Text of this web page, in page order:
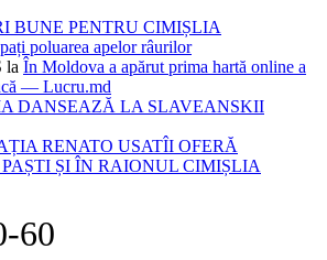
BUNE PENTRU CIMIȘLIA
poluarea apelor râurilor
la În Moldova a apărut prima hartă online a
— Lucru.md
DANSEAZĂ LA SLAVEANSKII
RENATO USATÎI OFERĂ
ȘI ÎN RAIONUL CIMIȘLIA
60